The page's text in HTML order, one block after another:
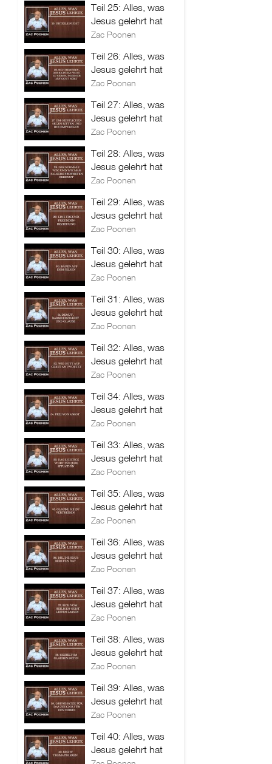
Teil 25: Alles, was
Jesus gelehrt hat
Zac Poonen
Teil 26: Alles, was
Jesus gelehrt hat
Zac Poonen
Teil 27: Alles, was
Jesus gelehrt hat
Zac Poonen
Teil 28: Alles, was
Jesus gelehrt hat
Zac Poonen
Teil 29: Alles, was
Jesus gelehrt hat
Zac Poonen
Teil 30: Alles, was
Jesus gelehrt hat
Zac Poonen
Teil 31: Alles, was
Jesus gelehrt hat
Zac Poonen
Teil 32: Alles, was
Jesus gelehrt hat
Zac Poonen
Teil 34: Alles, was
Jesus gelehrt hat
Zac Poonen
Teil 33: Alles, was
Jesus gelehrt hat
Zac Poonen
Teil 35: Alles, was
Jesus gelehrt hat
Zac Poonen
Teil 36: Alles, was
Jesus gelehrt hat
Zac Poonen
Teil 37: Alles, was
Jesus gelehrt hat
Zac Poonen
Teil 38: Alles, was
Jesus gelehrt hat
Zac Poonen
Teil 39: Alles, was
Jesus gelehrt hat
Zac Poonen
Teil 40: Alles, was
Jesus gelehrt hat